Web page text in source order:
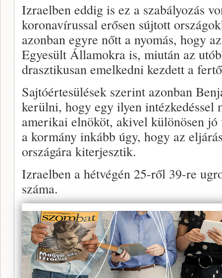
Izraelben eddig is ez a szabályozás
koronavírussal erősen sújtott
azonban egyre nőtt a nyomás, hogy
Egyesült Államokra is, miután az
drasztikusan emelkedni kezdett a
Sajtóértesülések szerint azonban
kerülni, hogy egy ilyen intézkedéssel
amerikai elnököt, akivel különösen
a kormány inkább úgy, hogy az
országára kiterjesztik.
Izraelben a hétvégén 25-ről 39-re
száma.